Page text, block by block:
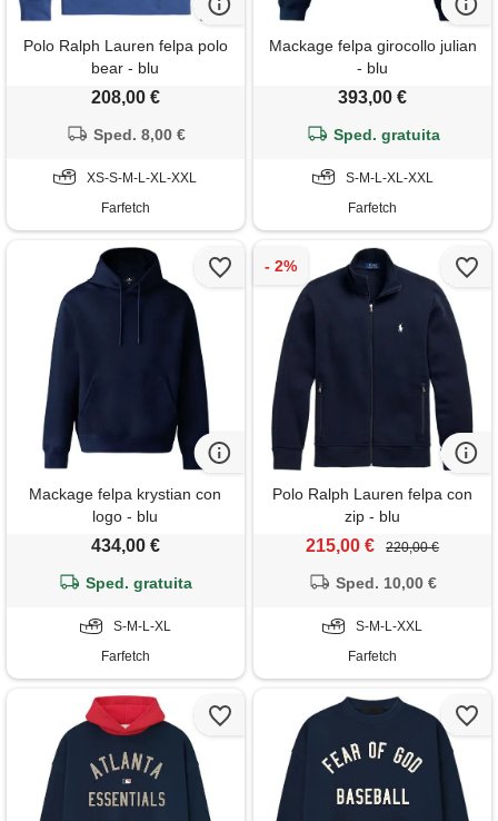
Polo Ralph Lauren felpa polo
bear - blu
208,00 €
Sped. 8,00 €
XS-S-M-L-XL-XXL
Farfetch
Mackage felpa girocollo julian
- blu
393,00 €
Sped. gratuita
S-M-L-XL-XXL
Farfetch
Mackage felpa krystian con
logo - blu
434,00 €
Sped. gratuita
S-M-L-XL
Farfetch
Polo Ralph Lauren felpa con
zip - blu
215,00 € 220,00 €
Sped. 10,00 €
S-M-L-XXL
Farfetch